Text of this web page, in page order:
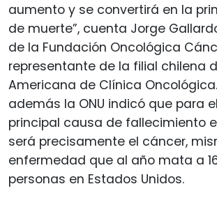
aumento y se convertirá en la
de muerte”, cuenta Jorge
de la Fundación Oncológica
representante de la filial chilena
Americana de Clínica
además la ONU indicó que para
principal causa de fallecimiento
será precisamente el cáncer,
enfermedad que al año mata a
personas en Estados Unidos.